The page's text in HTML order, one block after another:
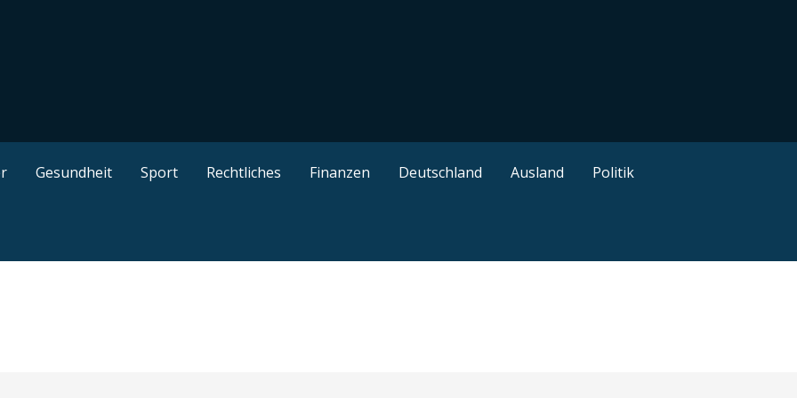
Gesundheit Sport Rechtliches Finanzen Deutschland Ausland Politik